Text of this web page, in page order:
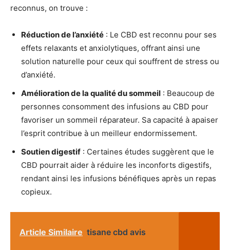
reconnus, on trouve :
Réduction de l’anxiété : Le CBD est reconnu pour ses
effets relaxants et anxiolytiques, offrant ainsi une
solution naturelle pour ceux qui souffrent de stress ou
d’anxiété.
Amélioration de la qualité du sommeil : Beaucoup de
personnes consomment des infusions au CBD pour
favoriser un sommeil réparateur. Sa capacité à apaiser
l’esprit contribue à un meilleur endormissement.
Soutien digestif : Certaines études suggèrent que le
CBD pourrait aider à réduire les inconforts digestifs,
rendant ainsi les infusions bénéfiques après un repas
copieux.
Article Similaire tisane cbd avis